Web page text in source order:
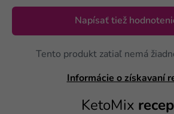
Napísať tiež
Tento produkt zatiaľ nemá
Informácie o získavaní
KetoMix